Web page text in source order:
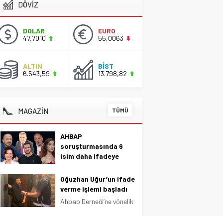
DÖVİZ
DOLAR
47,7010
EURO
55,0063
ALTIN
6.543,59
BİST
13.798,82
MAGAZİN TÜMÜ
AHBAP
soruşturmasında 6
isim daha ifadeye
AHBAP Derneği’ne
yönelik soruşturma
devam ediyor. Bu
Oğuzhan Uğur’un ifade
verme işlemi başladı
Ahbap Derneği’ne yönelik